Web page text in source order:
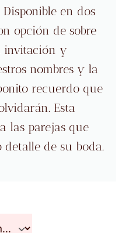
en dos
opción de sobre
invitación y
nombres y la
recuerdo que
Esta
las parejas que
de su boda.